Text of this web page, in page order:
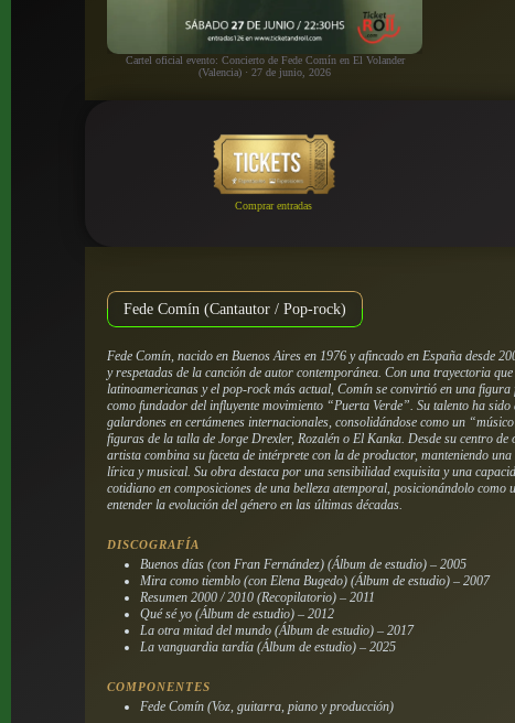
Cartel oficial evento: Concierto de Fede Comín en El Volander
(Valencia) · 27 de junio, 2026
Comprar entradas
Fede Comín (Cantautor / Pop-rock)
Fede Comín, nacido en Buenos Aires en 1976 y afincado en España desde
y respetadas de la canción de autor contemporánea. Con una trayectoria
latinoamericanas y el pop-rock más actual, Comín se convirtió en una
como fundador del influyente movimiento “Puerta Verde”. Su talento ha
galardones en certámenes internacionales, consolidándose como un
figuras de la talla de Jorge Drexler, Rozalén o El Kanka. Desde su centro
artista combina su faceta de intérprete con la de productor, manteniendo
lírica y musical. Su obra destaca por una sensibilidad exquisita y una
cotidiano en composiciones de una belleza atemporal, posicionándolo como
entender la evolución del género en las últimas décadas.
DISCOGRAFÍA
Buenos días (con Fran Fernández) (Álbum de estudio) – 2005
Mira como tiemblo (con Elena Bugedo) (Álbum de estudio) – 2007
Resumen 2000 / 2010 (Recopilatorio) – 2011
Qué sé yo (Álbum de estudio) – 2012
La otra mitad del mundo (Álbum de estudio) – 2017
La vanguardia tardía (Álbum de estudio) – 2025
COMPONENTES
Fede Comín (Voz, guitarra, piano y producción)